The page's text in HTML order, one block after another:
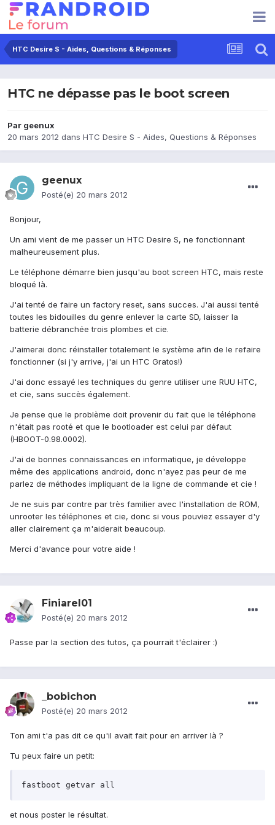
HTC Desire S - Aides, Questions & Réponses
HTC ne dépasse pas le boot screen
Par geenux
20 mars 2012 dans HTC Desire S - Aides, Questions & Réponses
geenux
Posté(e) 20 mars 2012
Bonjour,
Un ami vient de me passer un HTC Desire S, ne fonctionnant
malheureusement plus.
Le téléphone démarre bien jusqu'au boot screen HTC, mais reste
bloqué là.
J'ai tenté de faire un factory reset, sans succes. J'ai aussi tenté
toutes les bidouilles du genre enlever la carte SD, laisser la
batterie débranchée trois plombes et cie.
J'aimerai donc réinstaller totalement le système afin de le refaire
fonctionner (si j'y arrive, j'ai un HTC Gratos!)
J'ai donc essayé les techniques du genre utiliser une RUU HTC,
et cie, sans succès également.
Je pense que le problème doit provenir du fait que le téléphone
n'était pas rooté et que le bootloader est celui par défaut
(HBOOT-0.98.0002).
J'ai de bonnes connaissances en informatique, je développe
même des applications android, donc n'ayez pas peur de me
parlez de méthodes impliquant de la ligne de commande et cie !
Je ne suis par contre par très familier avec l'installation de ROM,
unrooter les téléphones et cie, donc si vous pouviez essayer d'y
aller clairement ça m'aiderait beaucoup.
Merci d'avance pour votre aide !
Finiarel01
Posté(e) 20 mars 2012
Passe par la section des tutos, ça pourrait t'éclairer :)
_bobichon
Posté(e) 20 mars 2012
Ton ami t'a pas dit ce qu'il avait fait pour en arriver là ?
Tu peux faire un petit:
fastboot getvar all
et nous poster le résultat.